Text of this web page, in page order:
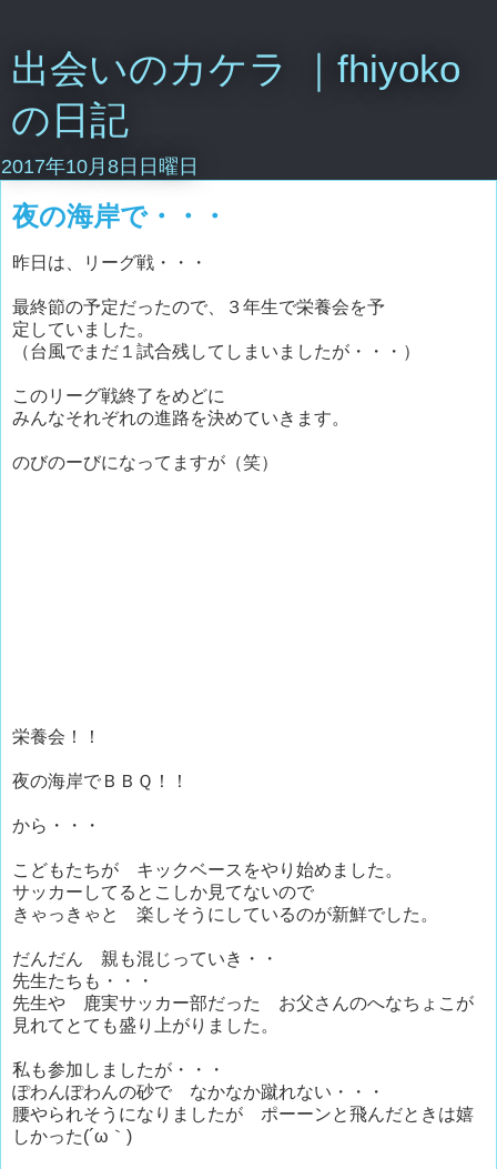
出会いのカケラ ｜fhiyoko
の日記
2017年10月8日日曜日
夜の海岸で・・・
昨日は、リーグ戦・・・
最終節の予定だったので、３年生で栄養会を予
定していました。
（台風でまだ１試合残してしまいましたが・・・）
このリーグ戦終了をめどに
みんなそれぞれの進路を決めていきます。
のびのーびになってますが（笑）
栄養会！！
夜の海岸でＢＢＱ！！
から・・・
こどもたちが キックベースをやり始めました。
サッカーしてるとこしか見てないので
きゃっきゃと 楽しそうにしているのが新鮮でした。
だんだん 親も混じっていき・・
先生たちも・・・
先生や 鹿実サッカー部だった お父さんのへなちょこが
見れてとても盛り上がりました。
私も参加しましたが・・・
ぽわんぽわんの砂で なかなか蹴れない・・・
腰やられそうになりましたが ポーーンと飛んだときは嬉
しかった(´ω｀)